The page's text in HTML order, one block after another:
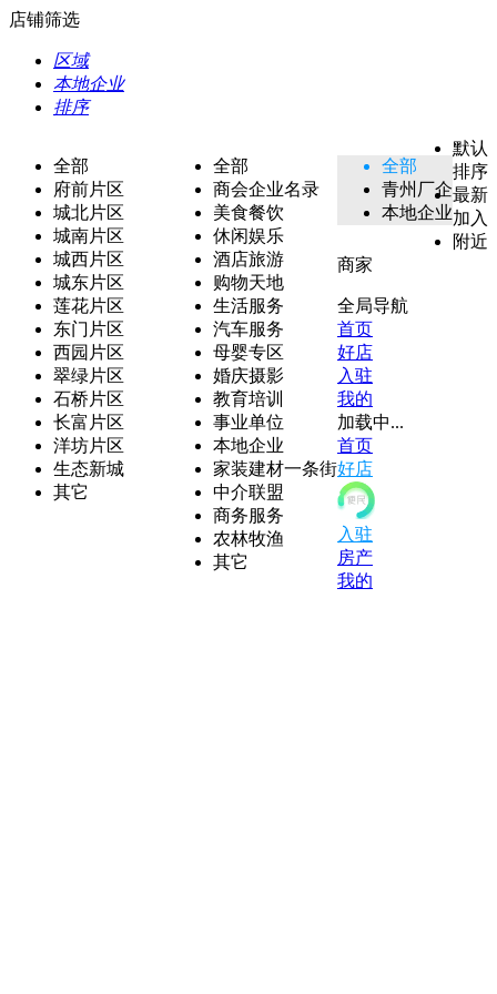
店铺筛选
区域
本地企业
排序
全部
府前片区
城北片区
城南片区
城西片区
城东片区
莲花片区
东门片区
西园片区
翠绿片区
石桥片区
长富片区
洋坊片区
生态新城
其它
全部
商会企业名录
美食餐饮
休闲娱乐
酒店旅游
购物天地
生活服务
汽车服务
母婴专区
婚庆摄影
教育培训
事业单位
本地企业
家装建材一条街
中介联盟
商务服务
农林牧渔
其它
全部
青州厂企
本地企业
默认
排序
最新
加入
附近
商家
全局导航
首页
好店
入驻
我的
加载中...
首页
好店
入驻
房产
我的